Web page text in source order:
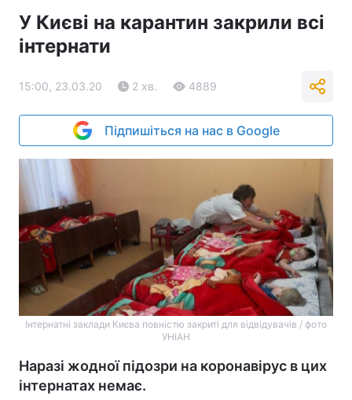
У Києві на карантин закрили всі
інтернати
15:00, 23.03.20 2 хв. 4889
Підпишіться на нас в Google
Інтернатні заклади Києва повністю закриті для відвідувачів / фото
УНІАН
Наразі жодної підозри на коронавірус в цих
інтернатах немає.